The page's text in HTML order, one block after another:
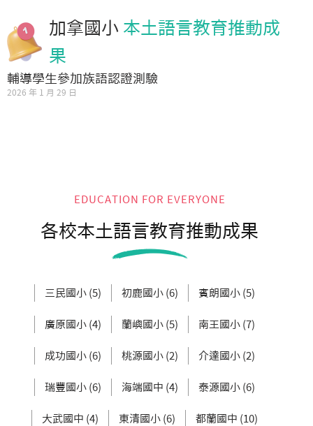
加拿國小 本土語言教育推動成
果
輔導學生參加族語認證測驗
2026 年 1 月 29 日
EDUCATION FOR EVERYONE
各校本土語言教育推動成果
三民國小 (5) 初鹿國小 (6) 賓朗國小 (5)
廣原國小 (4) 蘭嶼國小 (5) 南王國小 (7)
成功國小 (6) 桃源國小 (2) 介達國小 (2)
瑞豐國小 (6) 海端國中 (4) 泰源國小 (6)
大武國中 (4) 東清國小 (6) 都蘭國中 (10)